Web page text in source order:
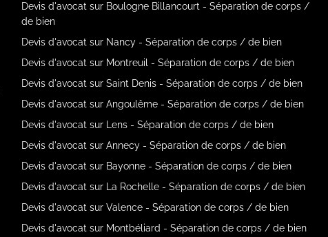
Devis d'avocat sur Boulogne Billancourt - Séparation de corps /
de bien
Devis d'avocat sur Nancy - Séparation de corps / de bien
Devis d'avocat sur Montreuil - Séparation de corps / de bien
Devis d'avocat sur Saint Denis - Séparation de corps / de bien
Devis d'avocat sur Angoulême - Séparation de corps / de bien
Devis d'avocat sur Lens - Séparation de corps / de bien
Devis d'avocat sur Annecy - Séparation de corps / de bien
Devis d'avocat sur Bayonne - Séparation de corps / de bien
Devis d'avocat sur La Rochelle - Séparation de corps / de bien
Devis d'avocat sur Valence - Séparation de corps / de bien
Devis d'avocat sur Montbéliard - Séparation de corps / de bien